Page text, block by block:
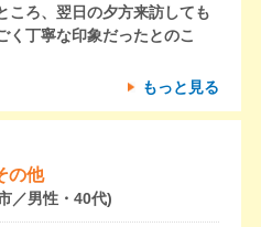
ころ、翌日の夕方来訪しても
く丁寧な印象だったとのこ
もっと見る
の他
／男性・40代)